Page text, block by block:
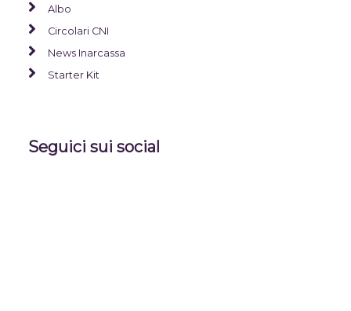
Albo
Circolari CNI
News Inarcassa
Starter Kit
Seguici sui social